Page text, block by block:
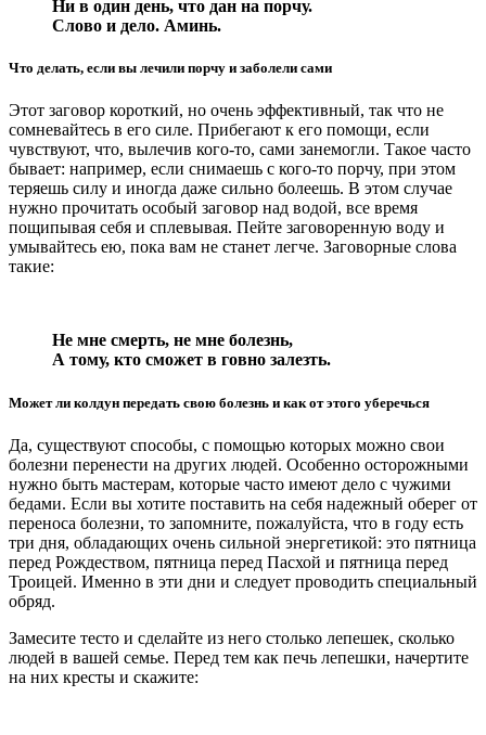
Ни в один день, что дан на порчу.
Слово и дело. Аминь.
Что делать, если вы лечили порчу и заболели сами
Этот заговор короткий, но очень эффективный, так что не
сомневайтесь в его силе. Прибегают к его помощи, если
чувствуют, что, вылечив кого-то, сами занемогли. Такое часто
бывает: например, если снимаешь с кого-то порчу, при этом
теряешь силу и иногда даже сильно болеешь. В этом случае
нужно прочитать особый заговор над водой, все время
пощипывая себя и сплевывая. Пейте заговоренную воду и
умывайтесь ею, пока вам не станет легче. Заговорные слова
такие:
Не мне смерть, не мне болезнь,
А тому, кто сможет в говно залезть.
Может ли колдун передать свою болезнь и как от этого уберечься
Да, существуют способы, с помощью которых можно свои
болезни перенести на других людей. Особенно осторожными
нужно быть мастерам, которые часто имеют дело с чужими
бедами. Если вы хотите поставить на себя надежный оберег от
переноса болезни, то запомните, пожалуйста, что в году есть
три дня, обладающих очень сильной энергетикой: это пятница
перед Рождеством, пятница перед Пасхой и пятница перед
Троицей. Именно в эти дни и следует проводить специальный
обряд.
Замесите тесто и сделайте из него столько лепешек, сколько
людей в вашей семье. Перед тем как печь лепешки, начертите
на них кресты и скажите: